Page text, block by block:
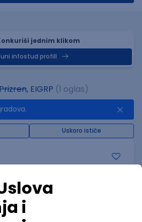
jednim klikom
infostud profill
, EIGRP (1 oglas)
Uskoro ističe